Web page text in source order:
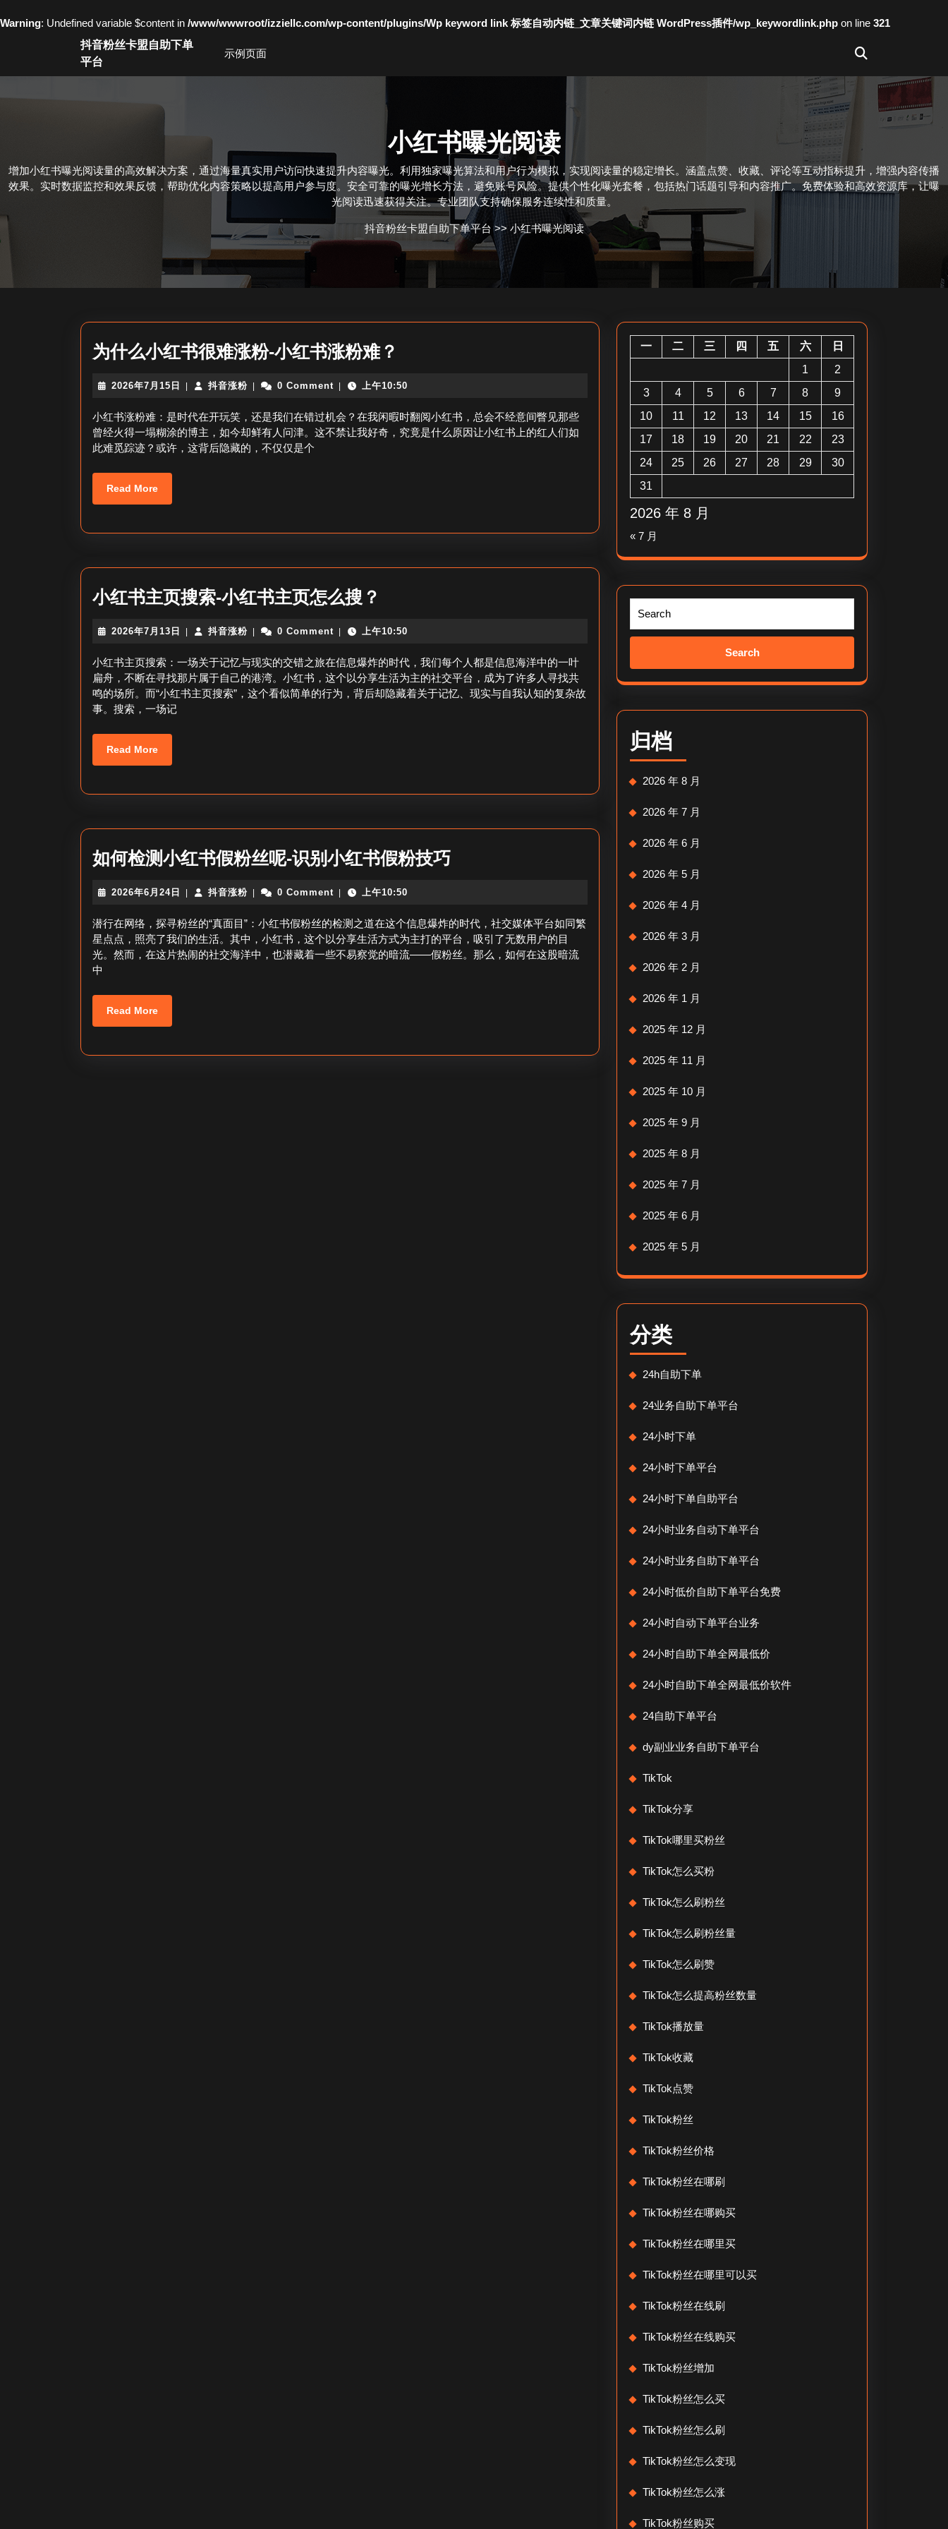
Warning: Undefined variable $content in /www/wwwroot/izziellc.com/wp-content/plugins/Wp keyword link 标签自动内链_文章关键词内链 WordPress插件/wp_keywordlink.php on line 321
抖音粉丝卡盟自助下单
平台
示例页面
小红书曝光阅读
增加小红书曝光阅读量的高效解决方案，通过海量真实用户访问快速提升内容曝光。利用独家曝光算法和用户行为模拟，实现阅读量的稳定增长。涵盖点赞、收藏、评论等互动指标提升，增强内容传播
效果。实时数据监控和效果反馈，帮助优化内容策略以提高用户参与度。安全可靠的曝光增长方法，避免账号风险。提供个性化曝光套餐，包括热门话题引导和内容推广。免费体验和高效资源库，让曝
光阅读迅速获得关注。专业团队支持确保服务连续性和质量。
抖音粉丝卡盟自助下单平台>> 小红书曝光阅读
为什么小红书很难涨粉-小红书涨粉难？
么
小
红
小
涨
难？
2026年7月15日
2026
7
月
15
日
抖音涨粉抖
涨
粉
0 Comment 上午10:50
小红书涨粉难：是时代在开玩笑，还是我们在错过机会？在我闲暇时翻阅小红书，总会不经意间瞥见那些
曾经火得一塌糊涂的博主，如今却鲜有人问津。这不禁让我好奇，究竟是什么原因让小红书上的红人们如
此难觅踪迹？或许，这背后隐藏的，不仅仅是个
Read MoreRead
More
小红书主页搜索-小红书主页怎么搜？
书
主
页
搜
页
怎
么
搜？
2026年7月13日
2026
月
13
日
抖音涨粉抖
涨
粉
0 Comment 上午10:50
小红书主页搜索：一场关于记忆与现实的交错之旅在信息爆炸的时代，我们每个人都是信息海洋中的一叶
扁舟，不断在寻找那片属于自己的港湾。小红书，这个以分享生活为主的社交平台，成为了许多人寻找共
鸣的场所。而“小红书主页搜索”，这个看似简单的行为，背后却隐藏着关于记忆、现实与自我认知的复杂故
事。搜索，一场记
Read MoreRead
More
如何检测小红书假粉丝呢-识别小红书假粉技巧如
测
小
红
2026年6月24日
2026
6
月
24
日
抖音涨粉抖
涨
0 Comment 上午10:50
潜行在网络，探寻粉丝的“真面目”：小红书假粉丝的检测之道在这个信息爆炸的时代，社交媒体平台如同繁
星点点，照亮了我们的生活。其中，小红书，这个以分享生活方式为主打的平台，吸引了无数用户的目
光。然而，在这片热闹的社交海洋中，也潜藏着一些不易察觉的暗流——假粉丝。那么，如何在这股暗流
中
Read MoreRead
More
2026 年 8 月
一 二 三 四 五 六
日
1
2
3
4 5 6 7 8
9
10
11 12 13 14 15
16
17
18 19 20 21 22
23
24
25 26 27 28 29
30
31
« 7 月
Search
归档
2026 年 8 月
2026 年 7 月
2026 年 6 月
2026 年 5 月
2026 年 4 月
2026 年 3 月
2026 年 2 月
2026 年 1 月
2025 年 12 月
2025 年 11 月
2025 年 10 月
2025 年 9 月
2025 年 8 月
2025 年 7 月
2025 年 6 月
2025 年 5 月
分类
24h自助下单
24业务自助下单平台
24小时下单
24小时下单平台
24小时下单自助平台
24小时业务自动下单平台
24小时业务自助下单平台
24小时低价自助下单平台免费
24小时自动下单平台业务
24小时自助下单全网最低价
24小时自助下单全网最低价软件
24自助下单平台
dy副业业务自助下单平台
TikTok
TikTok分享
TikTok哪里买粉丝
TikTok怎么买粉
TikTok怎么刷粉丝
TikTok怎么刷粉丝量
TikTok怎么刷赞
TikTok怎么提高粉丝数量
TikTok播放量
TikTok收藏
TikTok点赞
TikTok粉丝
TikTok粉丝价格
TikTok粉丝在哪刷
TikTok粉丝在哪购买
TikTok粉丝在哪里买
TikTok粉丝在哪里可以买
TikTok粉丝在线刷
TikTok粉丝在线购买
TikTok粉丝增加
TikTok粉丝怎么买
TikTok粉丝怎么刷
TikTok粉丝怎么变现
TikTok粉丝怎么涨
TikTok粉丝购买